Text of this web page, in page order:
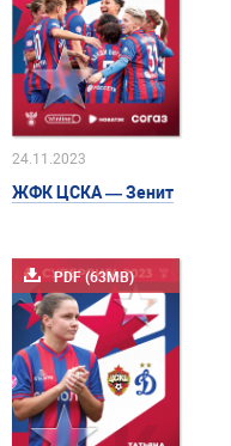
24.11.2023
ЖФК ЦСКА — Зенит
PDF (63MB)